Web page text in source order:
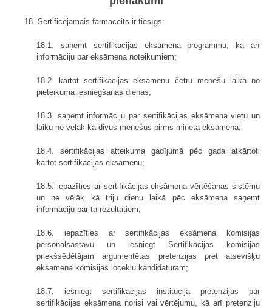
18. Sertificējamais farmaceits ir tiesīgs:
18.1. saņemt sertifikācijas eksāmena programmu, kā arī
informāciju par eksāmena noteikumiem;
18.2. kārtot sertifikācijas eksāmenu četru mēnešu laikā no
pieteikuma iesniegšanas dienas;
18.3. saņemt informāciju par sertifikācijas eksāmena vietu un
laiku ne vēlāk kā divus mēnešus pirms minētā eksāmena;
18.4. sertifikācijas atteikuma gadījumā pēc gada atkārtoti
kārtot sertifikācijas eksāmenu;
18.5. iepazīties ar sertifikācijas eksāmena vērtēšanas sistēmu
un ne vēlāk kā triju dienu laikā pēc eksāmena saņemt
informāciju par tā rezultātiem;
18.6. iepazīties ar sertifikācijas eksāmena komisijas
personālsastāvu un iesniegt Sertifikācijas komisijas
priekšsēdētājam argumentētas pretenzijas pret atsevišķu
eksāmena komisijas locekļu kandidatūrām;
18.7. iesniegt sertifikācijas institūcijā pretenzijas par
sertifikācijas eksāmena norisi vai vērtējumu, kā arī pretenziju